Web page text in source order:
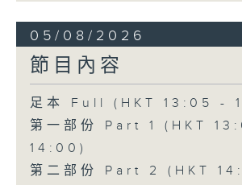
05/08/2026
節目內容
足本 Full (HKT 13:05 -
第一部份 Part 1 (HKT
14:00)
第二部份 Part 2 (HKT